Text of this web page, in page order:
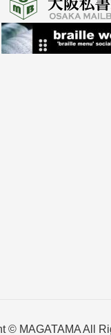
© MAGATAMA All